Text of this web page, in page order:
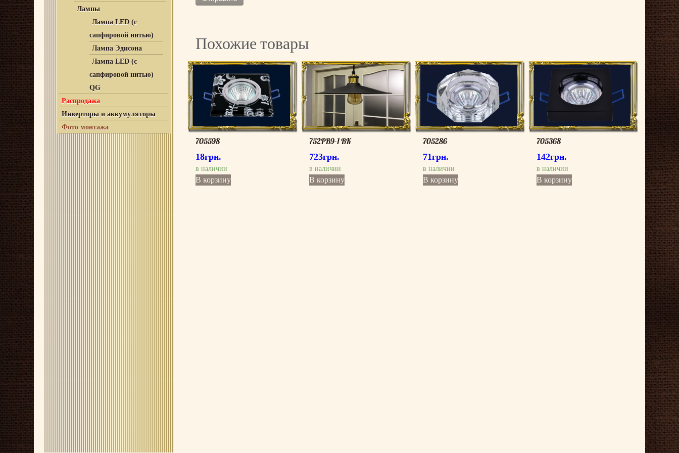
Лампы
Лампа LED (с
сапфировой нитью)
Лампа Эдисона
Лампа LED (с
сапфировой нитью)
QG
Распродажа
Инверторы и аккумуляторы
Фото монтажа
Похожие товары
705598
18грн.
в наличии
В корзину
752PB9-1 BK
723грн.
в наличии
В корзину
705286
71грн.
в наличии
В корзину
705368
142грн.
в наличии
В корзину